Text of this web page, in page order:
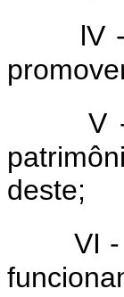
lV
V
deste;
VI